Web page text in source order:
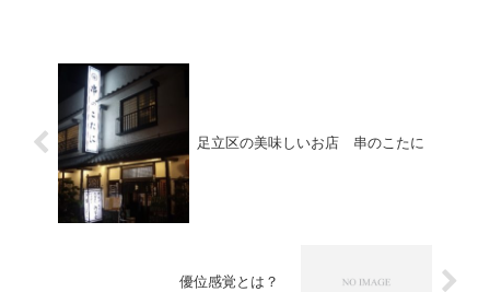
足立区の美味しいお店 串のこたに
優位感覚とは？